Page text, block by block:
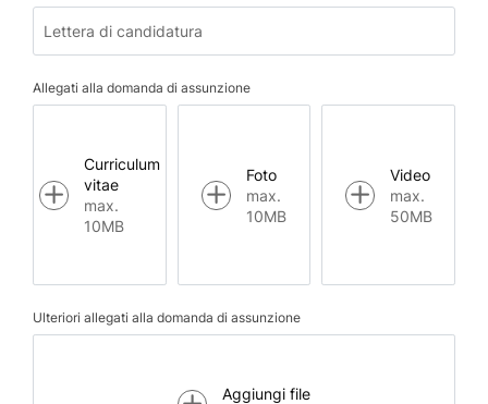
Lettera di candidatura
Allegati alla domanda di assunzione
Curriculum
vitae
max.
10MB
Foto
max.
10MB
Video
max.
50MB
Ulteriori allegati alla domanda di assunzione
Aggiungi file